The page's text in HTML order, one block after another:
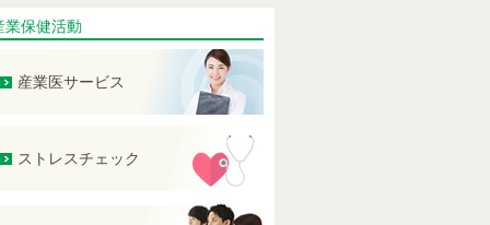
業保健活動
産業医サービス
ストレスチェック